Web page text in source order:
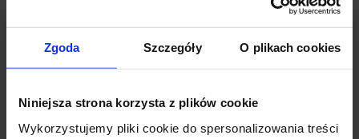
Zgoda Szczegóły O plikach cookies
Niniejsza strona korzysta z plików cookie
Wykorzystujemy pliki cookie do spersonalizowania treści
ta ławka jest nie tylko estetyczna,
ale również odporna na warunki atmosferyczne i
długotrwałe użytkowanie. Jej solidna konstrukcja
Ławka dostępna w czarnym, co pozwala
dopasować je do dowolnego otoczenia. Bez